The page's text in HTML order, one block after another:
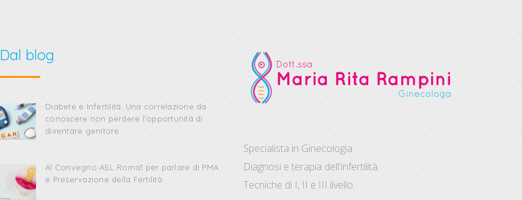
Dal blog
Diabete e Infertilità. Una correlazione da
conoscere non perdere l’opportunità di
diventare genitore
Al Convegno ASL Roma1 per parlare di PMA
e Preservazione della Fertilità
Specialista in Ginecologia
Diagnosi e terapia dell'infertilità.
Tecniche di I, II e III livello.